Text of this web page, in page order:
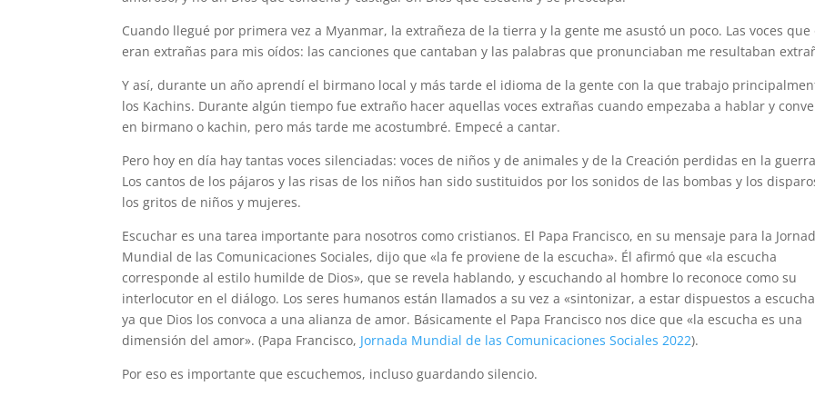
Cuando llegué por primera vez a Myanmar, la extrañeza de la tierra y la gente me asustó un poco. Las voces que
eran extrañas para mis oídos: las canciones que cantaban y las palabras que pronunciaban me resultaban
Y así, durante un año aprendí el birmano local y más tarde el idioma de la gente con la que trabajo
los Kachins. Durante algún tiempo fue extraño hacer aquellas voces extrañas cuando empezaba a hablar y
en birmano o kachin, pero más tarde me acostumbré. Empecé a cantar.
Pero hoy en día hay tantas voces silenciadas: voces de niños y de animales y de la Creación perdidas en la
Los cantos de los pájaros y las risas de los niños han sido sustituidos por los sonidos de las bombas y los
los gritos de niños y mujeres.
Escuchar es una tarea importante para nosotros como cristianos. El Papa Francisco, en su mensaje para la
Mundial de las Comunicaciones Sociales, dijo que «la fe proviene de la escucha». Él afirmó que «la escucha
corresponde al estilo humilde de Dios», que se revela hablando, y escuchando al hombre lo reconoce como su
interlocutor en el diálogo. Los seres humanos están llamados a su vez a «sintonizar, a estar dispuestos a
ya que Dios los convoca a una alianza de amor. Básicamente el Papa Francisco nos dice que «la escucha es una
dimensión del amor». (Papa Francisco, Jornada Mundial de las Comunicaciones Sociales 2022).
Por eso es importante que escuchemos, incluso guardando silencio.